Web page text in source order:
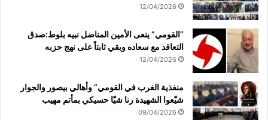
12/04/2026
“القومي” ينعى الأمين المناضل نبيه بلوط:صدق
التعاقد مع سعاده وبقي ثابتاً على نهج حزبه
12/04/2026
منفذية الغرب في القومي” وأهالي بيصور والجوار
شيّعوا الشهيدة رنا شيّا حسيكي بمأتم مهيب
09/04/2026